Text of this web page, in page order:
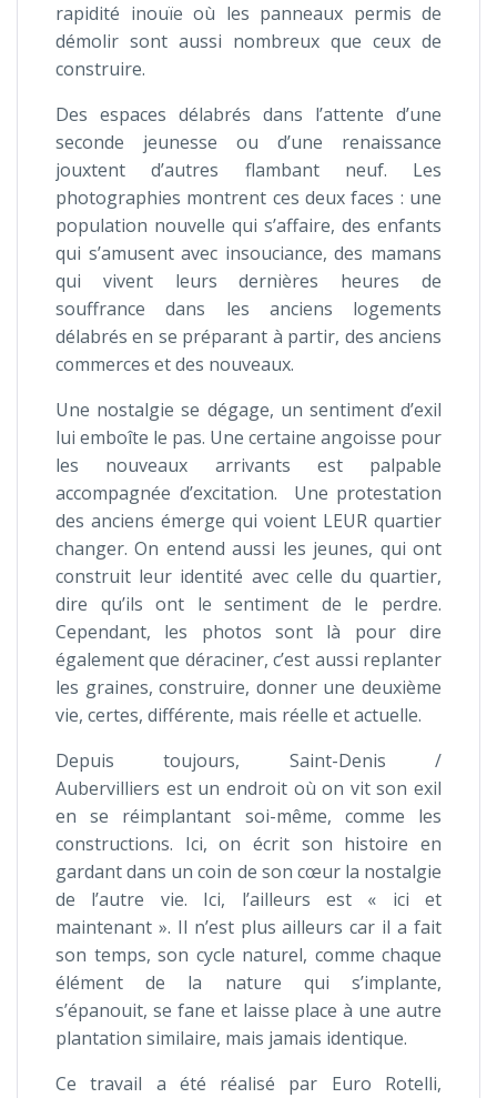
rapidité inouïe où les panneaux permis de
démolir sont aussi nombreux que ceux de
construire.
Des espaces délabrés dans l’attente d’une
seconde jeunesse ou d’une renaissance
jouxtent d’autres flambant neuf. Les
photographies montrent ces deux faces : une
population nouvelle qui s’affaire, des enfants
qui s’amusent avec insouciance, des mamans
qui vivent leurs dernières heures de
souffrance dans les anciens logements
délabrés en se préparant à partir, des anciens
commerces et des nouveaux.
Une nostalgie se dégage, un sentiment d’exil
lui emboîte le pas. Une certaine angoisse pour
les nouveaux arrivants est palpable
accompagnée d’excitation. Une protestation
des anciens émerge qui voient LEUR quartier
changer. On entend aussi les jeunes, qui ont
construit leur identité avec celle du quartier,
dire qu’ils ont le sentiment de le perdre.
Cependant, les photos sont là pour dire
également que déraciner, c’est aussi replanter
les graines, construire, donner une deuxième
vie, certes, différente, mais réelle et actuelle.
Depuis toujours, Saint-Denis /
Aubervilliers est un endroit où on vit son exil
en se réimplantant soi-même, comme les
constructions. Ici, on écrit son histoire en
gardant dans un coin de son cœur la nostalgie
de l’autre vie. Ici, l’ailleurs est « ici et
maintenant ». Il n’est plus ailleurs car il a fait
son temps, son cycle naturel, comme chaque
élément de la nature qui s’implante,
s’épanouit, se fane et laisse place à une autre
plantation similaire, mais jamais identique.
Ce travail a été réalisé par Euro Rotelli,